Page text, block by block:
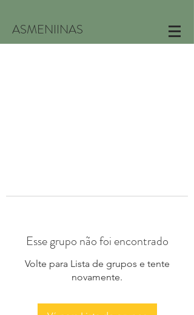
ASMENIINAS
Esse grupo não foi encontrado
Volte para Lista de grupos e tente
novamente.